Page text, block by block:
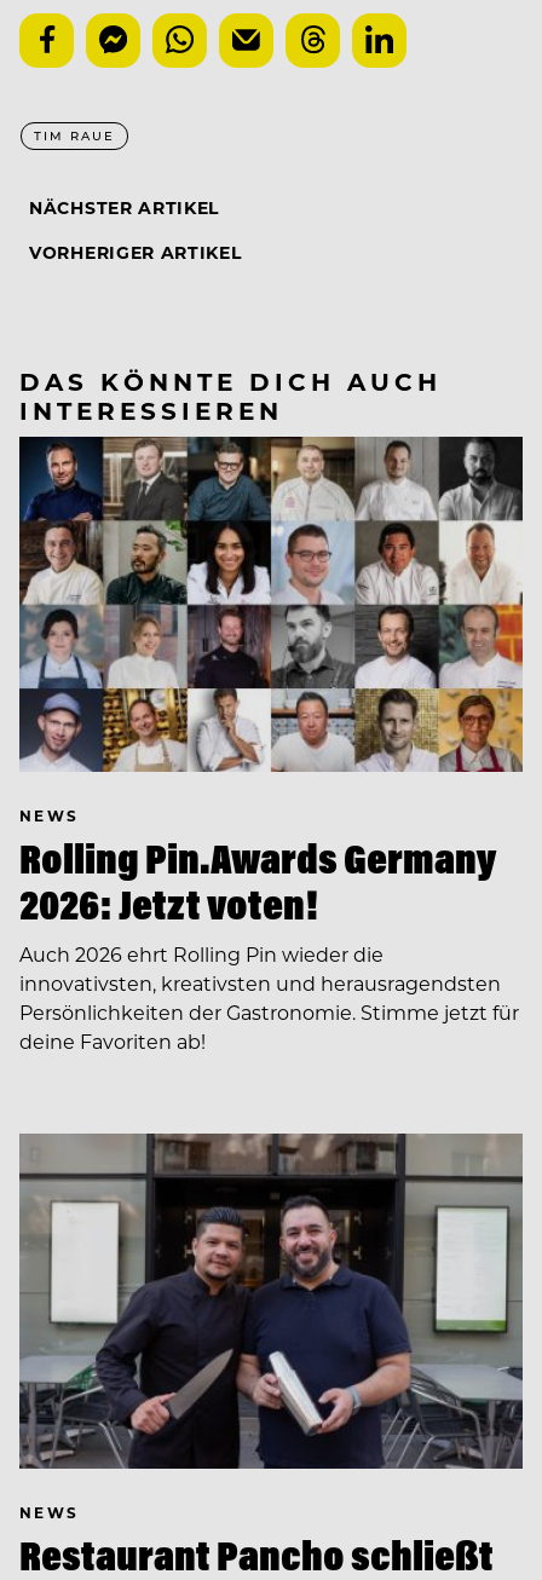
TIM RAUE
NÄCHSTER ARTIKEL
VORHERIGER ARTIKEL
DAS KÖNNTE DICH AUCH
INTERESSIEREN
NEWS
Rolling Pin.Awards Germany
2026: Jetzt voten!
Auch 2026 ehrt Rolling Pin wieder die
innovativsten, kreativsten und herausragendsten
Persönlichkeiten der Gastronomie. Stimme jetzt für
deine Favoriten ab!
NEWS
Restaurant Pancho schließt